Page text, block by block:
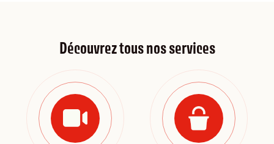
Découvrez tous nos services